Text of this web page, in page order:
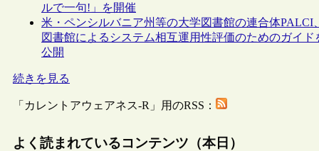
ルで一句!」を開催
米・ペンシルバニア州等の大学図書館の連合体PALCI、
図書館によるシステム相互運用性評価のためのガイド
公開
続きを見る
「カレントアウェアネス-R」用のRSS：
よく読まれているコンテンツ（本日）